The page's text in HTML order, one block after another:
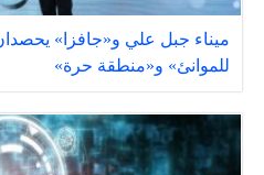
ميناء جبل علي و«جافزا»
للموانئ» و«منطقة حرة»